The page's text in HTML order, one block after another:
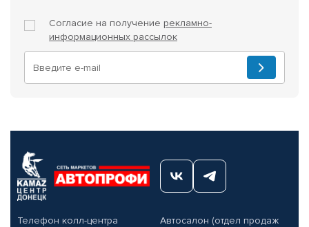
Согласие на получение рекламно-
информационных рассылок
Телефон колл-центра
Автосалон (отдел продаж